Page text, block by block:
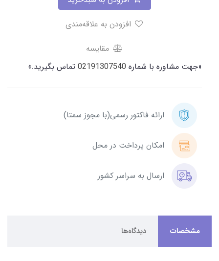
مقایسه
«جهت مشاوره با شماره 02191307540 تماس بگیرید.»
ارائه فاکتور رسمی(با مجوز سمتا)
امکان پرداخت در محل
ارسال به سراسر کشور
مشخصات دیدگاه‌ها